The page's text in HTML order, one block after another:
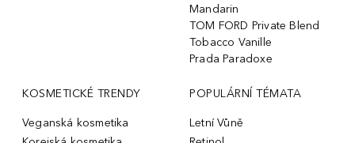
Mandarin
TOM FORD Private Blend
Tobacco Vanille
Prada Paradoxe
KOSMETICKÉ TRENDY
Veganská kosmetika
POPULÁRNÍ TÉMATA
Letní Vůně